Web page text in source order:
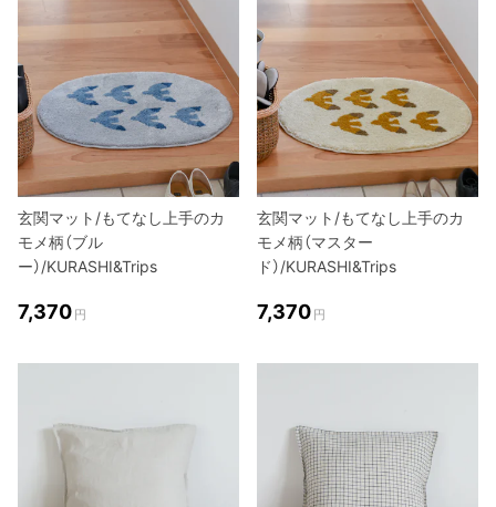
玄関マット/もてなし上手のカ
モメ柄（ブル
ー）/KURASHI&Trips
7,370 円
玄関マット/もてなし上手のカ
モメ柄（マスター
ド）/KURASHI&Trips
7,370 円